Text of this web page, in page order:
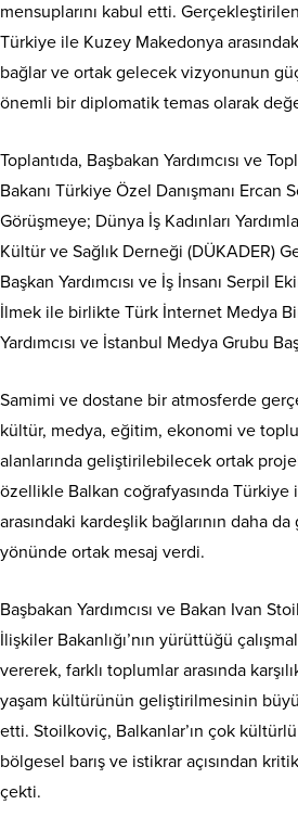
mensuplarını kabul etti. Gerçekleştirilen
Türkiye ile Kuzey Makedonya
bağlar ve ortak gelecek vizyonunun
önemli bir diplomatik temas olarak
Toplantıda, Başbakan Yardımcısı ve
Bakanı Türkiye Özel Danışmanı Ercan
Görüşmeye; Dünya İş Kadınları
Kültür ve Sağlık Derneği (DÜKADER)
Başkan Yardımcısı ve İş İnsanı Serpil
İlmek ile birlikte Türk İnternet Medya
Yardımcısı ve İstanbul Medya Grubu
Samimi ve dostane bir atmosferde
kültür, medya, eğitim, ekonomi ve
alanlarında geliştirilebilecek ortak
özellikle Balkan coğrafyasında
arasındaki kardeşlik bağlarının daha
yönünde ortak mesaj verdi.
Başbakan Yardımcısı ve Bakan Ivan
İlişkiler Bakanlığı’nın yürüttüğü
vererek, farklı toplumlar arasında
yaşam kültürünün geliştirilmesinin
etti. Stoilkoviç, Balkanlar’ın çok kültürlü
bölgesel barış ve istikrar açısından
çekti.